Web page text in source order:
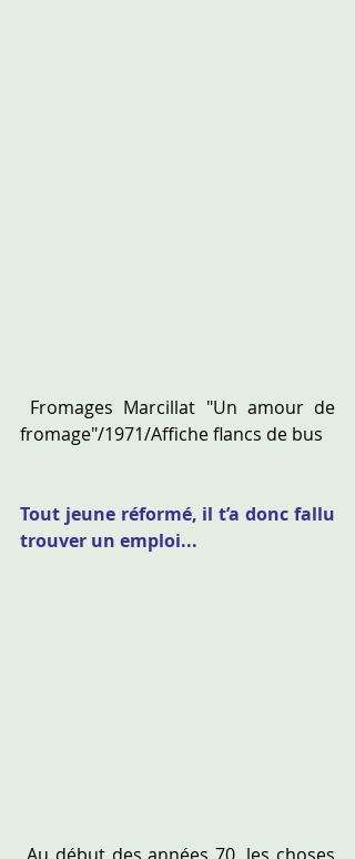
fromage"/1971/Affiche flancs de bus
Tout jeune réformé, il t’a donc fallu
trouver un emploi...